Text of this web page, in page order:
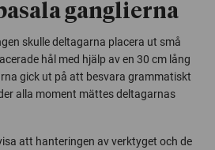
ganglierna
skulle deltagarna placera ut små
hål med hjälp av en 30 cm lång
gick ut på att besvara grammatiskt
alla moment mättes deltagarnas
att hanteringen av verktyget och de